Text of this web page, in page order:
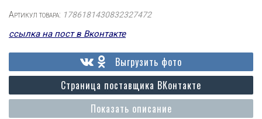
Артикул товара: 1786181430832327472
ссылка на пост в Вконтакте
Показать описание
Страница поставщика ВКонтакте
Выгрузить фото